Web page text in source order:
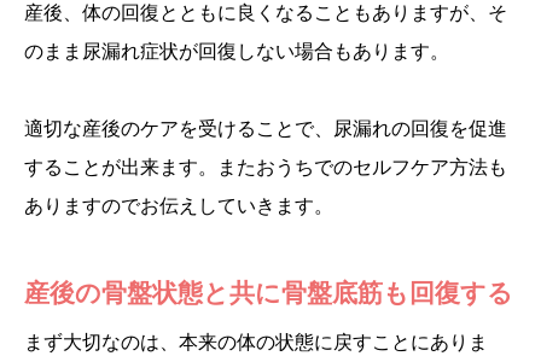
産後、体の回復とともに良くなることもありますが、そ
のまま尿漏れ症状が回復しない場合もあります。
適切な産後のケアを受けることで、尿漏れの回復を促進
することが出来ます。またおうちでのセルフケア方法も
ありますのでお伝えしていきます。
産後の骨盤状態と共に骨盤底筋も回復する
まず大切なのは、本来の体の状態に戻すことにありま